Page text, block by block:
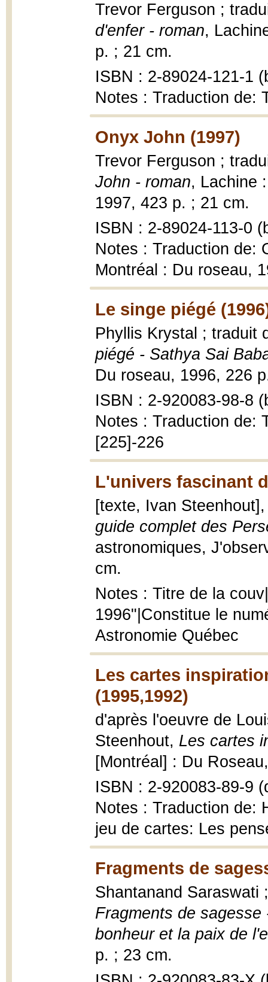
Trevor Ferguson ;
d'enfer - roman,
p. ; 21 cm.
ISBN : 2-89024-121-1
Notes : Traduction de:
Onyx John (1997)
Trevor Ferguson ;
John - roman, Lachine
1997, 423 p. ; 21 cm.
ISBN : 2-89024-113-0
Notes : Traduction de:
Montréal : Du roseau,
Le singe piégé
Phyllis Krystal ; traduit
piégé - Sathya Sai
Du roseau, 1996, 226
ISBN : 2-920083-98-8
Notes : Traduction de:
[225]-226
L'univers fascinant
[texte, Ivan
guide complet des
astronomiques,
cm.
Notes : Titre de la
1996"|Constitue le
Astronomie Québec
Les cartes
(1995,1992)
d'après l'oeuvre de
Steenhout, Les cartes
[Montréal] : Du
ISBN : 2-920083-89-9
Notes : Traduction de:
jeu de cartes: Les
Fragments de
Shantanand Saraswati
Fragments de
bonheur et la paix de
p. ; 23 cm.